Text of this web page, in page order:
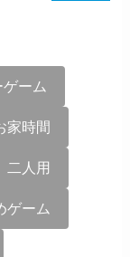
ーム
家時間
二人用
ゲーム